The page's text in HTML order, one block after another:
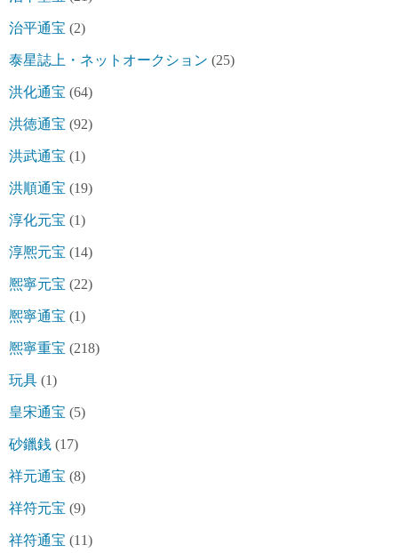
治平通宝 (2)
泰星誌上・ネットオークション (25)
洪化通宝 (64)
洪徳通宝 (92)
洪武通宝 (1)
洪順通宝 (19)
淳化元宝 (1)
淳熈元宝 (14)
熈寧元宝 (22)
熈寧通宝 (1)
熈寧重宝 (218)
玩具 (1)
皇宋通宝 (5)
砂鑞銭 (17)
祥元通宝 (8)
祥符元宝 (9)
祥符通宝 (11)